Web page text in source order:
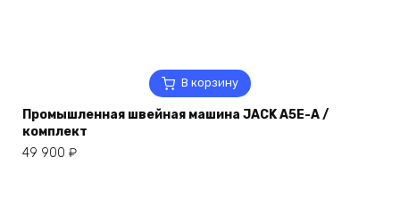
В корзину
Промышленная швейная машина JACK A5E-A /
комплект
49 900 ₽